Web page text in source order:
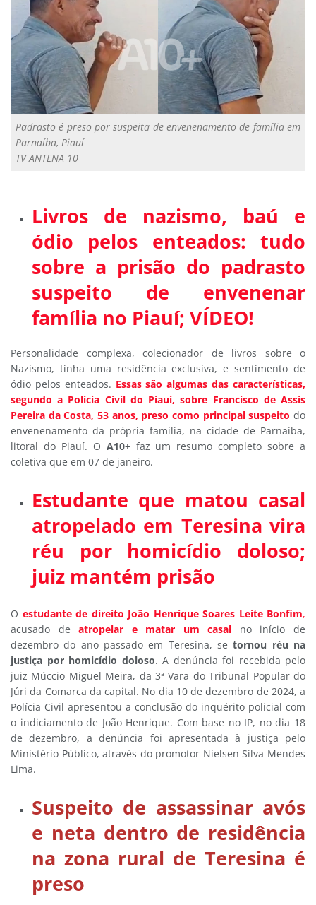
Padrasto é preso por suspeita de envenenamento de família em
Parnaíba, Piauí
TV ANTENA 10
Livros de nazismo, baú e
ódio pelos enteados: tudo
sobre a prisão do padrasto
suspeito de envenenar
família no Piauí; VÍDEO!
Personalidade complexa, colecionador de livros sobre o
Nazismo, tinha uma residência exclusiva, e sentimento de
ódio pelos enteados. Essas são algumas das características,
segundo a Polícia Civil do Piauí, sobre Francisco de Assis
Pereira da Costa, 53 anos, preso como principal suspeito do
envenenamento da própria família, na cidade de Parnaíba,
litoral do Piauí. O A10+faz um resumo completo sobre a
coletiva que em 07 de janeiro.
Estudante que matou casal
atropelado em Teresina vira
réu por homicídio doloso;
juiz mantém prisão
O estudante de direito João Henrique Soares Leite Bonfim,
acusado deatropelar e matar um casal no início de
dezembro do ano passado em Teresina, setornou réu na
justiça por homicídio doloso. A denúncia foi recebida pelo
juiz Múccio Miguel Meira, da 3ª Vara do Tribunal Popular do
Júri da Comarca da capital. No dia 10 de dezembro de 2024, a
Polícia Civil apresentou a conclusão do inquérito policial com
o indiciamento de João Henrique. Com base no IP, no dia 18
de dezembro, a denúncia foi apresentada à justiça pelo
Ministério Público, através do promotor Nielsen Silva Mendes
Lima.
Suspeito de assassinar avós
e neta dentro de residência
na zona rural de Teresina é
preso